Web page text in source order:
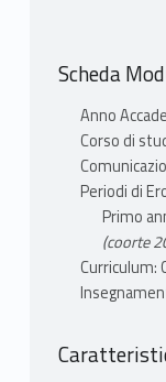
Scheda
Anno
Corso di
Periodi di
Primo
(coorte
Curriculum: